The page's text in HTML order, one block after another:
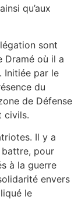
qu’aux
sont
Dramé où il a
Initiée par le
du
de Défense
civils.
Il y a
battre, pour
à la guerre
envers
le